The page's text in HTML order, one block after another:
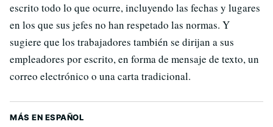
escrito todo lo que ocurre, incluyendo las fechas y lugares
en los que sus jefes no han respetado las normas. Y
sugiere que los trabajadores también se dirijan a sus
empleadores por escrito, en forma de mensaje de texto, un
correo electrónico o una carta tradicional.
MÁS EN ESPAÑOL